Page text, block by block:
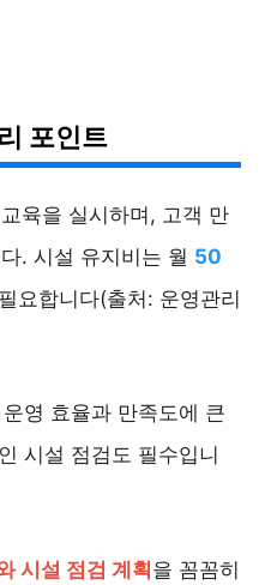
포인트
육을 실시하며, 고객 만
. 시설 유지비는 월 50
요합니다(출처: 운영관리
영 효율과 만족도에 큰
시설 점검도 필수입니
시설 점검 계획을 꼼꼼히